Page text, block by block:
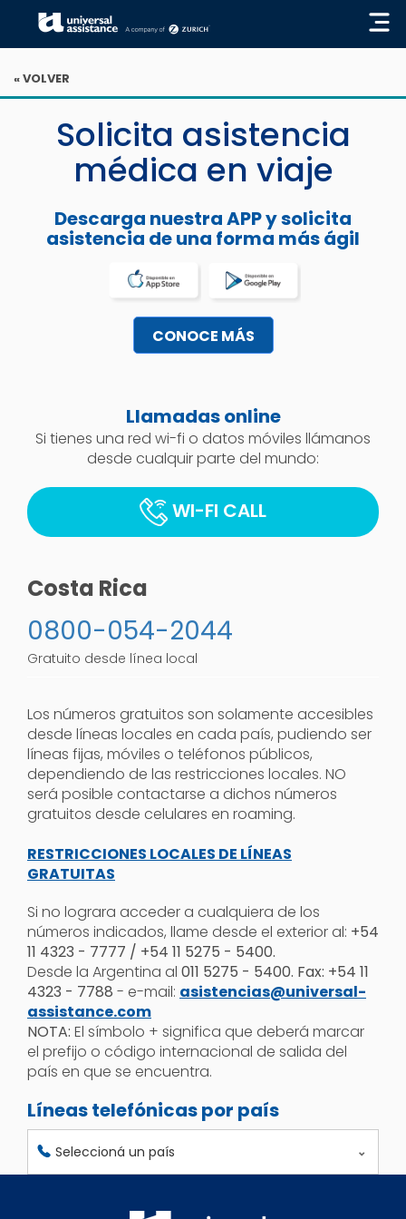
« VOLVER
Solicita asistencia
médica en viaje
Descarga nuestra APP y solicita
asistencia de una forma más ágil
CONOCE MÁS
Llamadas online
Si tienes una red wi-fi o datos móviles llámanos
desde cualquir parte del mundo:
WI-FI CALL
Costa Rica
0800-054-2044
Gratuito desde línea local
Los números gratuitos son solamente accesibles
desde líneas locales en cada país, pudiendo ser
líneas fijas, móviles o teléfonos públicos,
dependiendo de las restricciones locales. NO
será posible contactarse a dichos números
gratuitos desde celulares en roaming.
RESTRICCIONES LOCALES DE LÍNEAS
GRATUITAS
Si no lograra acceder a cualquiera de los
números indicados, llame desde el exterior al: +54
11 4323 - 7777 / +54 11 5275 - 5400.
Desde la Argentina al 011 5275 - 5400. Fax: +54 11
4323 - 7788 - e-mail: asistencias@universal-
assistance.com
NOTA: El símbolo + significa que deberá marcar
el prefijo o código internacional de salida del
país en que se encuentra.
Líneas telefónicas por país
Seleccioná un país